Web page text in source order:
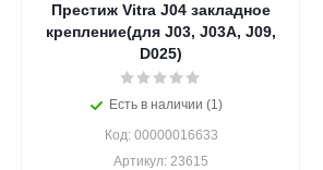
Престиж Vitra J04 закладное
крепление(для J03, J03A, J09,
D025)
Есть в наличии (1)
Код: 00000016633
Артикул: 23615